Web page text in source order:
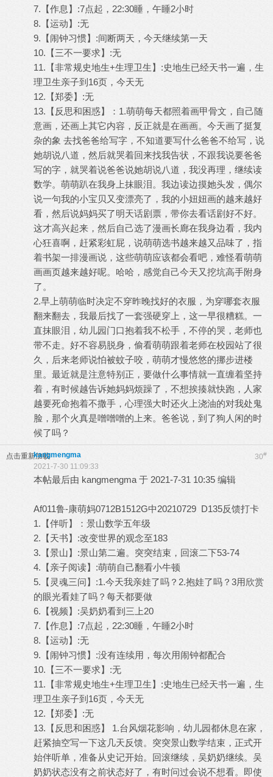
7.【作息】:7点起，22:30睡，午睡2小时
8.【运动】:无
9.【闹钟习惯】:间断两天，今天继续第一天
10.【三不一要求】:无
11.【非常规史地生+生理卫生】:史地生已经天书一遍，生
理卫生亲子到16页，今天无
12.【郑委】:无
13.【反思和困惑】：1.萌萌每天都照着画甲骨文，自己随
意画，还画上其它内容，反正就是在画画。今天画了挺复
杂的象 去找爸爸给写字，不知道要写什么爸爸不给写，说
她胡说八道，然后就哭着回来找我告状，不跟我说要爸爸
写的字，就哭着说爸爸说她胡说八道，我没再理，继续读
数学。萌萌趴在我身上抹眼泪。我边读边摸她头发，偶尔
说一句我的小宝贝又变漂亮了，我的小妞妞画的越来越好
看，然后说妈妈买了明天话剧票，带你去看话剧好不好。
这才高兴起来，然后自己选了漫画长廊在我身边看，我内
心狂喜啊，赶紧彩虹屁，说萌萌选书越来越又品味了，指
着书架一排漫画说，这些萌萌应该都会看吧，难怪看萌萌
画画页越来越好呢。哈哈，感觉自己今天又挖坑高手附身
了。
2.早上萌萌临时决定不穿昨晚找好的衣服，为穿哪套衣服
翻来翻去，我最后找了一套强硬穿上，这一早很糟糕。一
直抹眼泪，幼儿园门口抱着我不松手，不停的哭，老师也
带不走。好不容易脱身，偷看萌萌跟着老师在校园站了很
久，后来老师说怕被蚊子咬，萌萌才慢悠悠的挪步进楼
里。最近就是注意特别正，要做什么事情就一直缠着坚持
着，有时候越告诉她妈妈烦躁了，不想挨揍就快跑，人家
越要死命抱着不撒手，心理强大时还火上浇油的对我处鬼
脸，那个火真是噌噌噌的上来。爸爸说，到了狗人闲的时
候了吗？
点击重新加载 30#
kangmengma
2021-7-30 11:09:33
本帖最后由 kangmengma 于 2021-7-31 10:35 编辑
Af011鲁-康萌妈0712B1512G中20210729 D135反馈打卡
1.【伴听】：景山数学五年级
2.【天书】:改变世界的观念至183
3.【景山】:景山第二遍。突突结束，回滚二下53-74
4.【亲子阅读】:萌萌自己翻看小牛顿
5.【灵魂三问】:1.今天我亲娃了吗？2.抱娃了吗？3用欣赏
的眼光看娃了吗？每天都要做
6.【视频】:吴奶奶看到三上20
7.【作息】:7点起，22:30睡，午睡2小时
8.【运动】:无
9.【闹钟习惯】:没有连续用，每次用闹钟都配合
10.【三不一要求】:无
11.【非常规史地生+生理卫生】:史地生已经天书一遍，生
理卫生亲子到16页，今天无
12.【郑委】:无
13.【反思和困惑】 1.台风烟花影响，幼儿园都休息在家，
赶紧抽空写一下这几天反馈。突突景山数学结束，正式开
始伴听单，准备从史记开始。回滚继续，吴奶奶继续。吴
奶奶状态没有之前状态好了，有时问过会说不想看。即使